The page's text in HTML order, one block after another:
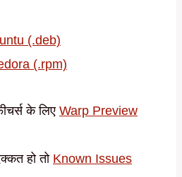
(.deb)
(.rpm)
के लिए Warp Preview
हो तो Known Issues